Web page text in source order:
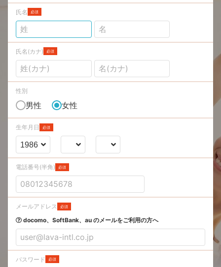
氏名 必須
氏名(カナ) 必須
性別
男性 女性
生年月日 必須
電話番号(半角) 必須
メールアドレス 必須
docomo、SoftBank、au のメールをご利用の方へ
パスワード 必須